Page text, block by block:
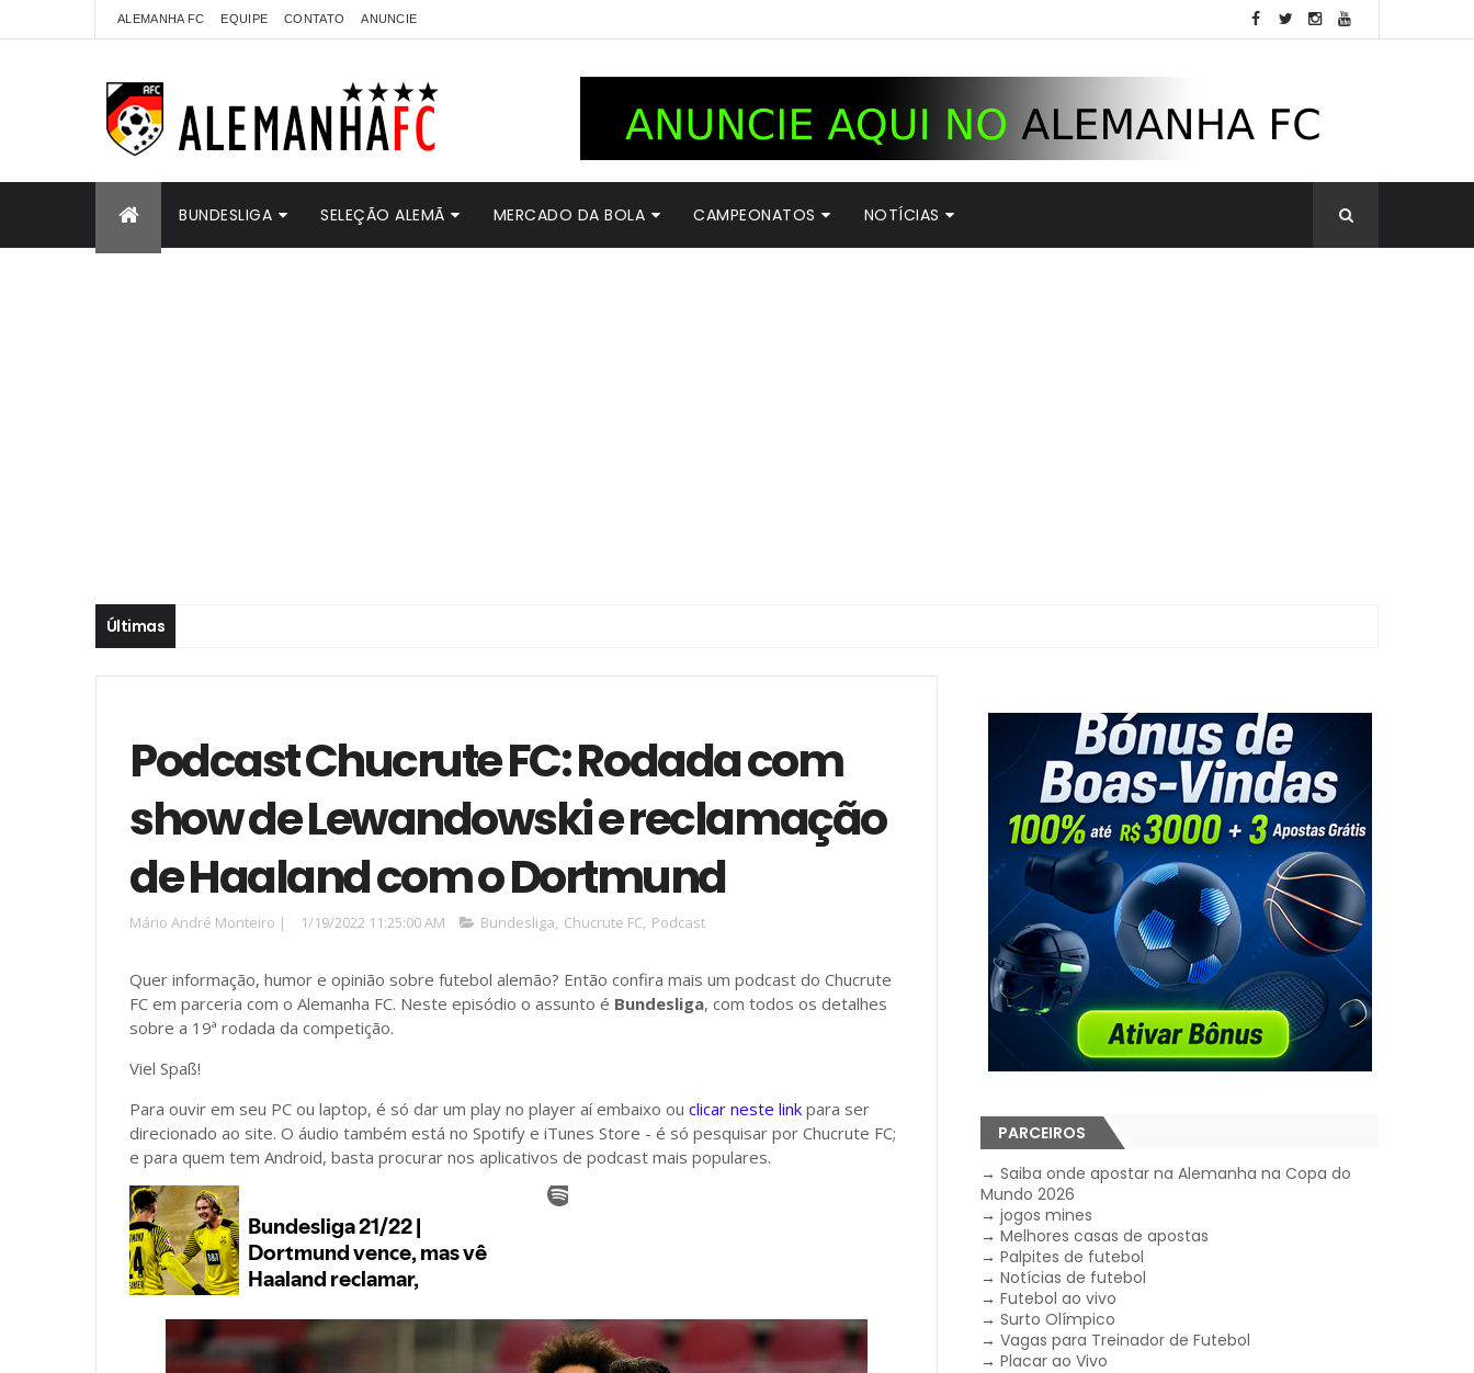
ALEMANHA FC EQUIPE CONTATO ANUNCIE
BUNDESLIGA SELEÇÃO ALEMÃ MERCADO DA BOLA CAMPEONATOS NOTÍCIAS
Últimas
Podcast Chucrute FC: Rodada com
show de Lewandowski e reclamação
de Haaland com o Dortmund
Mário André Monteiro | 1/19/2022 11:25:00 AM Bundesliga, Chucrute FC, Podcast
Quer informação, humor e opinião sobre futebol alemão? Então confira mais um podcast do Chucrute
FC em parceria com o Alemanha FC. Neste episódio o assunto é Bundesliga, com todos os detalhes
sobre a 19ª rodada da competição.
Viel Spaß!
Para ouvir em seu PC ou laptop, é só dar um play no player aí embaixo ou clicar neste link para ser
direcionado ao site. O áudio também está no Spotify e iTunes Store - é só pesquisar por Chucrute FC;
e para quem tem Android, basta procurar nos aplicativos de podcast mais populares.
PARCEIROS
→Saiba onde apostar na Alemanha na Copa do
Mundo 2026
→jogos mines
→Melhores casas de apostas
→Palpites de futebol
→Notícias de futebol
→Futebol ao vivo
→Surto Olímpico
→Vagas para Treinador de Futebol
→Placar ao Vivo